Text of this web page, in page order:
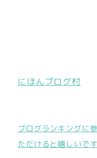
にほんブログ村
ブログランキングに
ただけると嬉しいです